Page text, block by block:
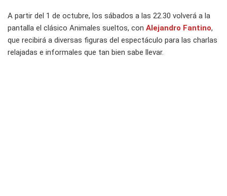
A partir del 1 de octubre, los sábados a las 22.30 volverá a la
pantalla el clásico Animales sueltos, con Alejandro Fantino,
que recibirá a diversas figuras del espectáculo para las charlas
relajadas e informales que tan bien sabe llevar.